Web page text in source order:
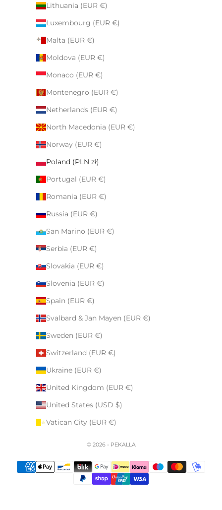
Lithuania (EUR €)
Luxembourg (EUR €)
Malta (EUR €)
Moldova (EUR €)
Monaco (EUR €)
Montenegro (EUR €)
Netherlands (EUR €)
North Macedonia (EUR €)
Norway (EUR €)
Poland (PLN zł)
Portugal (EUR €)
Romania (EUR €)
Russia (EUR €)
San Marino (EUR €)
Serbia (EUR €)
Slovakia (EUR €)
Slovenia (EUR €)
Spain (EUR €)
Svalbard & Jan Mayen (EUR €)
Sweden (EUR €)
Switzerland (EUR €)
Ukraine (EUR €)
United Kingdom (EUR €)
United States (USD $)
Vatican City (EUR €)
© 2026 - PEKALLA